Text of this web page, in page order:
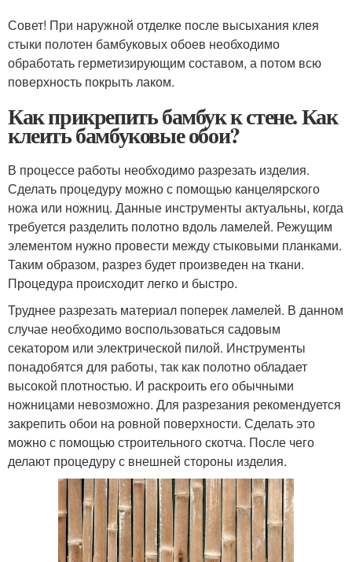
Совет! При наружной отделке после высыхания клея
стыки полотен бамбуковых обоев необходимо
обработать герметизирующим составом, а потом всю
поверхность покрыть лаком.
Как прикрепить бамбук к стене. Как
клеить бамбуковые обои?
В процессе работы необходимо разрезать изделия.
Сделать процедуру можно с помощью канцелярского
ножа или ножниц. Данные инструменты актуальны, когда
требуется разделить полотно вдоль ламелей. Режущим
элементом нужно провести между стыковыми планками.
Таким образом, разрез будет произведен на ткани.
Процедура происходит легко и быстро.
Труднее разрезать материал поперек ламелей. В данном
случае необходимо воспользоваться садовым
секатором или электрической пилой. Инструменты
понадобятся для работы, так как полотно обладает
высокой плотностью. И раскроить его обычными
ножницами невозможно. Для разрезания рекомендуется
закрепить обои на ровной поверхности. Сделать это
можно с помощью строительного скотча. После чего
делают процедуру с внешней стороны изделия.